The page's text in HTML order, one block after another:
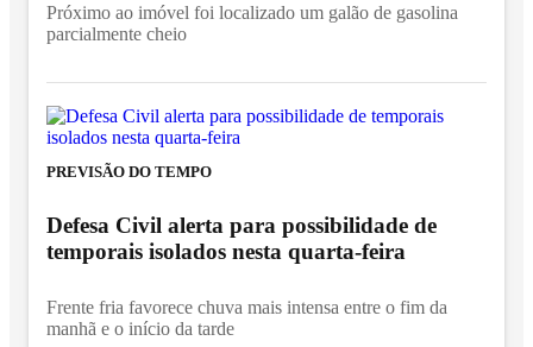
Próximo ao imóvel foi localizado um galão de gasolina
parcialmente cheio
PREVISÃO DO TEMPO
Defesa Civil alerta para possibilidade de
temporais isolados nesta quarta-feira
Frente fria favorece chuva mais intensa entre o fim da
manhã e o início da tarde